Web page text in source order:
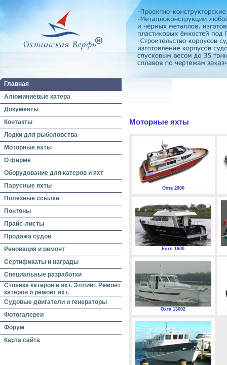
Главная
Алюминиевые катера
Документы
Контакты
Лодки для рыболовства
Моторные яхты
О фирме
Оборудование для катеров и яхт
Парусные яхты
Полезные ссылки
Понтоны
Прайс-листы
Продажа судов
Реновация и ремонт
Сертификаты и награды
Специальные разработки
Стоянка катеров и яхт. Эллинг. Ремонт
катеров и ремонт яхт.
Судовые двигатели и генераторы
Фотогалереи
Форум
Карта сайта
Моторные яхты
Охта 2000
Euro 1600
Охта 13002